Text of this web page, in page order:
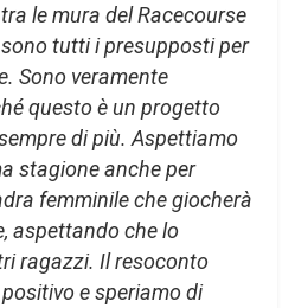
le mura del Racecourse
tutti i presupposti per
Sono veramente
questo è un progetto
di più. Aspettiamo
stagione anche per
femminile che giocherà
aspettando che lo
ragazzi. Il resoconto
e speriamo di